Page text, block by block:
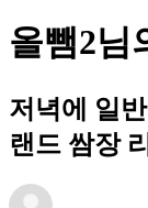
올뺌2님
저녁에 일
랜드 쌈장